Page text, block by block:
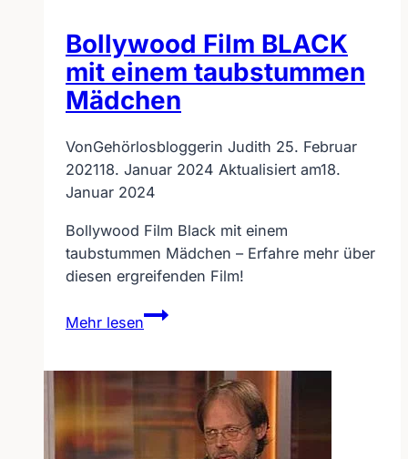
Bollywood Film BLACK
mit einem taubstummen
Mädchen
VonGehörlosbloggerin Judith 25. Februar
202118. Januar 2024 Aktualisiert am18.
Januar 2024
Bollywood Film Black mit einem
taubstummen Mädchen – Erfahre mehr über
diesen ergreifenden Film!
Mehr lesen
Bollywood
Film
einem
taubstummen
Mädchen